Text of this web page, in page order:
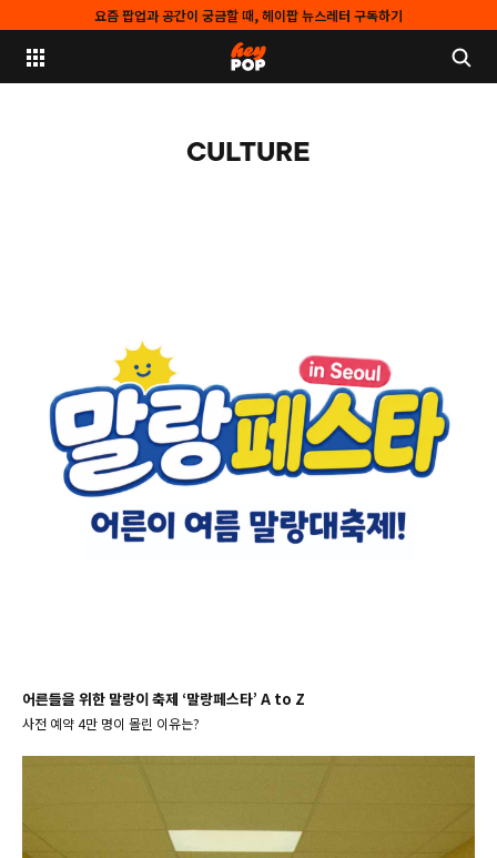
요즘 팝업과 공간이 궁금할 때, 헤이팝 뉴스레터 구독하기
CULTURE
어른들을 위한 말랑이 축제 ‘말랑페스타’ A to Z
사전 예약 4만 명이 몰린 이유는?